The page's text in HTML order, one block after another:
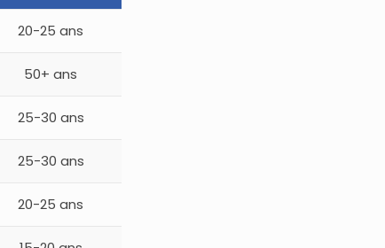
20-25 ans
50+ ans
25-30 ans
25-30 ans
20-25 ans